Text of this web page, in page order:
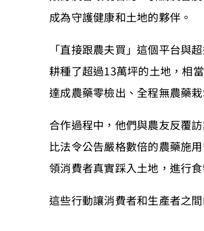
成為守護健康和土地的夥伴。
「直接跟農夫買」這個平台與
耕種了超過13萬坪的土地，相
達成農藥零檢出、全程無農藥
合作過程中，他們與農友反覆
比法令公告嚴格數倍的農藥施
領消費者真實踩入土地，進行
這些行動讓消費者和生產者之